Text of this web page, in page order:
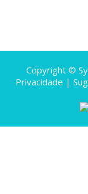
Copyright ©
Privacidade |